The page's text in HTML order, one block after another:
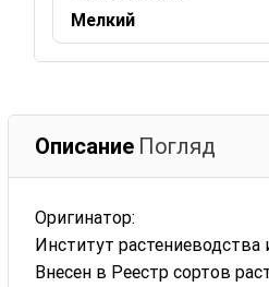
Мелкий
Описание Погляд
Оригинатор:
Институт
Внесен в Реестр сортов